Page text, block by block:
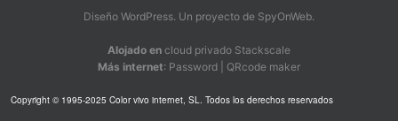
Diseño WordPress. Un proyecto de SpyOnWeb.
Alojado en cloud privado Stackscale
Más internet: Password QRcode maker
Copyright © 1995-2025 Color vivo internet, SL. Todos los derechos reservados